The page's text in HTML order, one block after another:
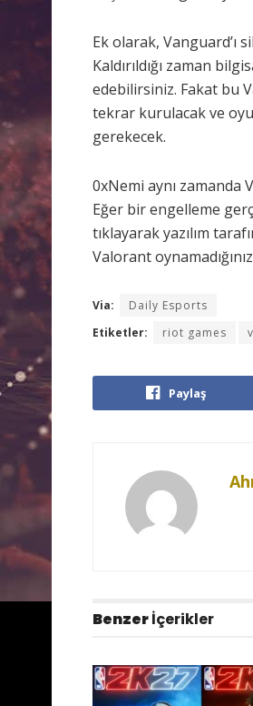
Ek olarak,
Kaldırıldığı zaman
edebilirsiniz. Fakat bu
tekrar kurulacak ve
gerekecek.
0xNemi aynı zamanda
Eğer bir engelleme
tıklayarak yazılım
Valorant
Via:
Daily Esports
Etiketler:
riot games
Paylaş
Benzerİçerikler